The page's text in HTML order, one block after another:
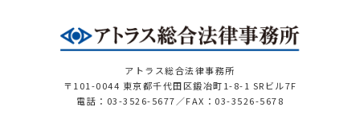
アトラス総合法律事務所
〒101-0044 東京都千代田区鍛冶町1-8-1 SRビル7F
電話：03-3526-5677／FAX：03-3526-5678